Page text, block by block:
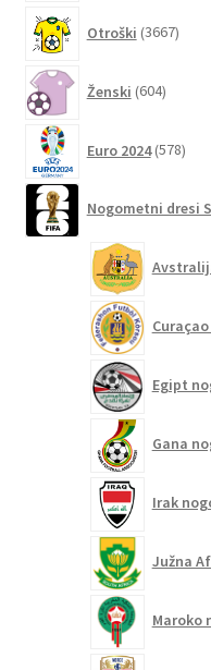
Otroški 3667
Ženski 604izdelki
Euro 2024 578
Nogometni dresi
Egipt
Gana
Irak
Južna
Maroko